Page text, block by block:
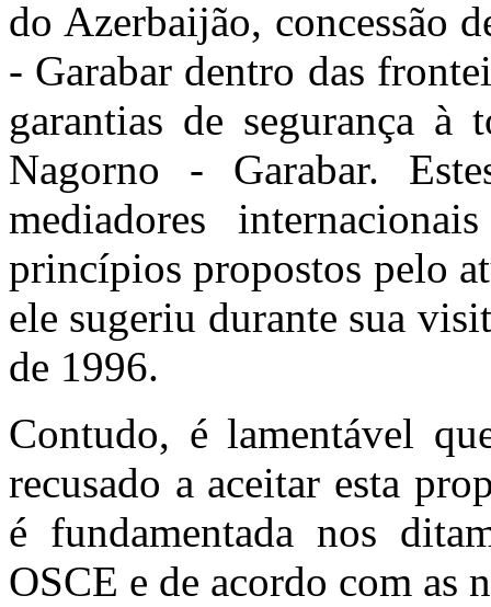
do Azerbaijão, concessão
- Garabar dentro das
garantias de segurança à
Nagorno - Garabar.
mediadores
princípios propostos pelo
ele sugeriu durante sua
de 1996.
Contudo, é lamentável
recusado a aceitar esta
é fundamentada nos
OSCE e de acordo com as